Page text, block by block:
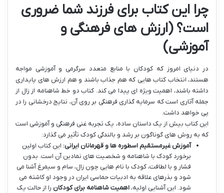
چرا این کتاب برای فرزند شما ضروری
است؟ (ارزش های فرهنگی و
آموزشی)
در دنیای امروز که کودکان با منابع متعدد سرگرمی و آموزشی مواجه
هستند، انتخاب کتاب هایی که هم جذاب باشند و هم ارزش های پایداری
داشته باشند، اهمیت ویژه ای پیدا می کند. کتاب دو خط شاهنامه از زال از
جمله آثاری است که سرمایه گذاری فرهنگی بر روی آن، نتایج درخشانی را در
پی خواهد داشت.
این کتاب بیش از یک داستان ساده، یک تجربه غنی فرهنگی و آموزشی است
که به روش های گوناگون بر رشد و بالندگی کودک تأثیر می گذارد:
آموزش غیرمستقیم اسطوره ها و قهرمانان ایرانی: این کتاب اولین
برخورد کودک با شاهنامه و شخصیت های نمادین آن است. بدون
فشار و با لطافت، کودک با نام هایی چون زال، سام و سیمرغ آشنا می
شود و بذرهای علاقه به ادبیات حماسی ایران در وجود او کاشته می
شود. این آشنایی اولیه،اهمیت شاهنامه برای کودکان را از حالت یک